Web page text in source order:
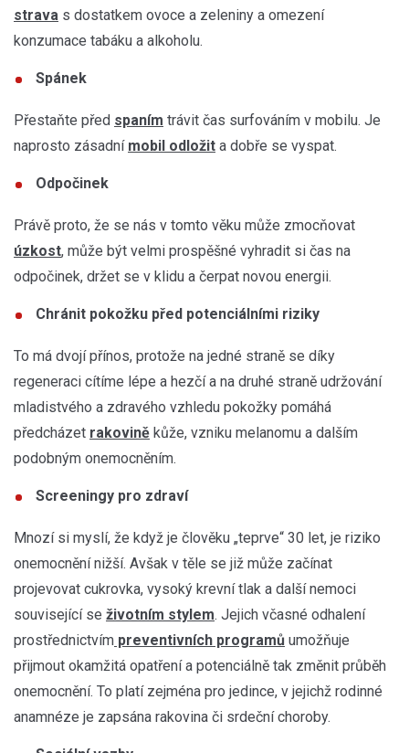
strava s dostatkem ovoce a zeleniny a omezení
konzumace tabáku a alkoholu.
Spánek
Přestaňte před spaním trávit čas surfováním v mobilu. Je
naprosto zásadní mobil odložit a dobře se vyspat.
Odpočinek
Právě proto, že se nás v tomto věku může zmocňovat
úzkost, může být velmi prospěšné vyhradit si čas na
odpočinek, držet se v klidu a čerpat novou energii.
Chránit pokožku před potenciálními riziky
To má dvojí přínos, protože na jedné straně se díky
regeneraci cítíme lépe a hezčí a na druhé straně udržování
mladistvého a zdravého vzhledu pokožky pomáhá
předcházet rakovině kůže, vzniku melanomu a dalším
podobným onemocněním.
Screeningy pro zdraví
Mnozí si myslí, že když je člověku „teprve“ 30 let, je riziko
onemocnění nižší. Avšak v těle se již může začínat
projevovat cukrovka, vysoký krevní tlak a další nemoci
související se životním stylem. Jejich včasné odhalení
prostřednictvím preventivních programů umožňuje
přijmout okamžitá opatření a potenciálně tak změnit průběh
onemocnění. To platí zejména pro jedince, v jejichž rodinné
anamnéze je zapsána rakovina či srdeční choroby.